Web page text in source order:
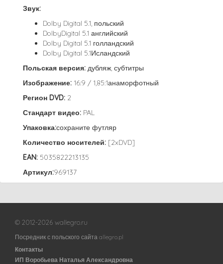
Звук:
Dolby Digital 5.1, польский
DolbyDigital 5.1 английский
Dolby Digital 5.1 голландский
Dolby Digital 5.1Исландский
Польская версия: дубляж, субтитры
Изображение: 16:9 / 1,85:1анаморфотный
Регион DVD: 2
Стандарт видео: PAL
Упаковка:сохраните футляр
Количество носителей: [2xDVD]
EAN: 5035822213135
Артикул:969137
© 2012-2026 wallegro.ru
Посредник с польского сайта allegro.pl
Контакты
ИП Воробьева Наталья Александровна